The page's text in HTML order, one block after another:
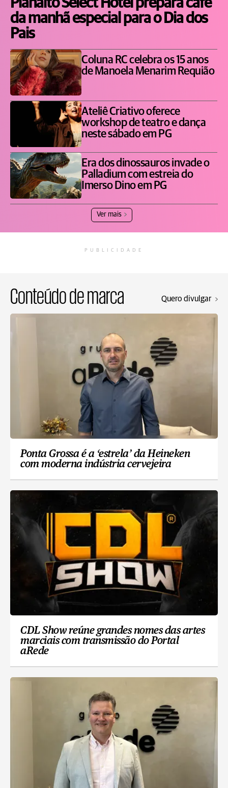
Planalto Select Hotel prepara café
da manhã especial para o Dia dos
Pais
Coluna RC celebra os 15 anos
de Manoela Menarim Requião
Ateliê Criativo oferece
workshop de teatro e dança
neste sábado em PG
Era dos dinossauros invade o
Palladium com estreia do
Imerso Dino em PG
Ver mais
PUBLICIDADE
Conteúdo de marca Quero divulgar
Ponta Grossa é a ‘estrela’ da Heineken
com moderna indústria cervejeira
CDL Show reúne grandes nomes das artes
marciais com transmissão do Portal
aRede